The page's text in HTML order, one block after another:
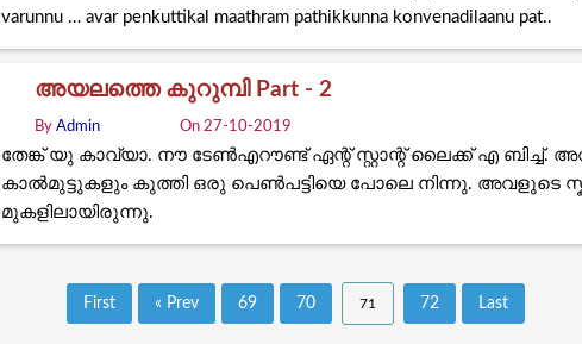
varunnu … avar penkuttikal maathram pathikkunna konvenadilaanu pat..
അയലത്തെ കുറുമ്പി Part - 2
ByAdmin On 27-10-2019
തേങ്ക് യു കാവ്യാ. നൗ ടേൺഎറൗണ്ട് ഏന്റ് സ്റ്റാന്റ് ലൈക്ക് എ
കാൽമുട്ടുകളും കുത്തി ഒരു പെൺപട്ടിയെ പോലെ നിന്നു. അവളുടെ
മുകളിലായിരുന്നു.
First « Prev 69 70 71 72 Last